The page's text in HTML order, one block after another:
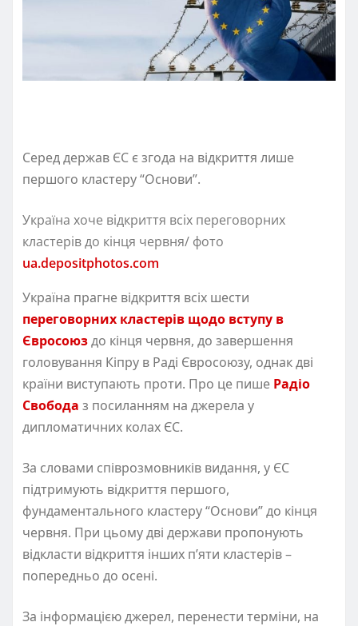
Серед держав ЄС є згода на відкриття лише
першого кластеру “Основи”.
Україна хоче відкриття всіх переговорних
кластерів до кінця червня/ фото
ua.depositphotos.com
Україна прагне відкриття всіх шести
переговорних кластерів щодо вступу в
Євросоюздо кінця червня, до завершення
головування Кіпру в Раді Євросоюзу, однак дві
країни виступають проти. Про це пише Радіо
Свобода з посиланням на джерела у
дипломатичних колах ЄС.
За словами співрозмовників видання, у ЄС
підтримують відкриття першого,
фундаментального кластеру “Основи” до кінця
червня. При цьому дві держави пропонують
відкласти відкриття інших п’яти кластерів –
попередньо до осені.
За інформацією джерел, перенести терміни, на